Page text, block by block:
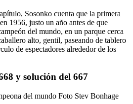
Sosonko cuenta que la primera
1956, justo un año antes de que
del mundo, en un parque cerca
alto, gentil, paseando de tablero
de espectadores alrededor de los
y solución del 667